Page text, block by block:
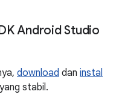
Android Studio
download dan instal
stabil.